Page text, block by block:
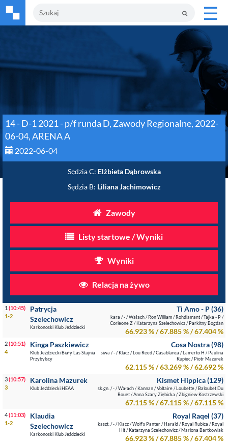
☰
14 - D-1 2021 - p/f runda D, Zawody Regionalne, 2022-
06-04, ARENA A
2022-06-04
Sędzia C: Elżbieta Dąbrowska
Sędzia B: Liliana Jachimowicz
Zawody
Listy startowe / Wyniki
Wyniki
Relacja na żywo
1 (10:45)
1-2
Patrycja
Szelechowicz
Karkonoski Klub Jeździecki
Ti Amo - P (36)
kara / - / Wałach / Ron William / Rohdiamant / Tajka - P /
Corleone Z / Katarzyna Szelechowicz / Parkitny Bogdan
66.923 % / 67.885 % / 67.404 %
2(10:51)
4
Kinga Paszkiewicz
Klub Jeździecki Biały Las Stajnia
Przybylscy
Cosa Nostra (98)
siwa / - / Klacz / Lou Reed / Casablanca / Lamerto H / Paulina
Kupiec / Piotr Mazurek
62.115 % / 63.269 % / 62.692 %
3(10:57)
3
Karolina Mazurek
Klub Jeździecki HEAA
Kismet Hippica (129)
sk.gn. / - / Wałach / Kannan / Voltaire / Loubette / Baloubet Du
Rouet / Anna Szary Ziębicka / Zbigniew Kostrzewski
67.115 % / 67.115 % / 67.115 %
4(11:03)
1-2
Klaudia
Szelechowicz
Karkonoski Klub Jeździecki
Royal Raqel (37)
kaszt. / - / Klacz / Wolf's Panter / Harald / Royal Rubica / Royal
Hit / Katarzyna Szelechowicz / Mariona Bartkowiak
66.923 % / 67.885 % / 67.404 %